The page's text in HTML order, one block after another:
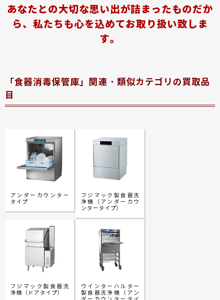
あなたとの大切な思い出が詰まったものだか
ら、私たちも心を込めてお取り扱い致しま
す。
「食器消毒保管庫」関連・類似カテゴリの買取品
目
アンダーカウンター
タイプ
フジマック製食器洗
浄機（アンダーカウ
ンタータイプ）
フジマック製食器洗
浄機（ドアタイプ）
ウインターハルター
製食器洗浄機（アン